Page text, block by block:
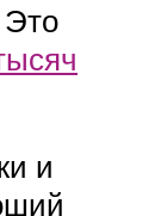
Это
и